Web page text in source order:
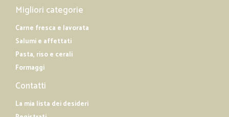
Migliori categorie
Carne fresca e lavorata
Salumi e affettati
Pasta, riso e cerali
Formaggi
Contatti
La mia lista dei desideri